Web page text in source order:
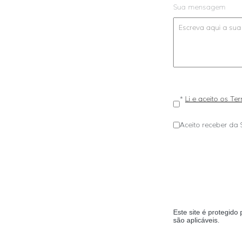
Sua mensagem
* Li e aceito os
Aceito receber da
Este site é protegido
são aplicáveis.